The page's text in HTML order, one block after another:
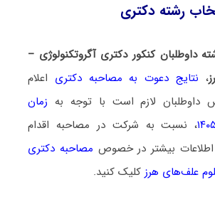
رشته دکتری
داوطلبان کنکور دکتری آگروتکنولوژی –
، نتایج دعوت به مصاحبه دکتری اعلام
لازم است با توجه به زمان
، نسبت به شرکت در مصاحبه اقدام
بیشتر در خصوص مصاحبه دکتری
علف‌های هرزکلیک کنید.